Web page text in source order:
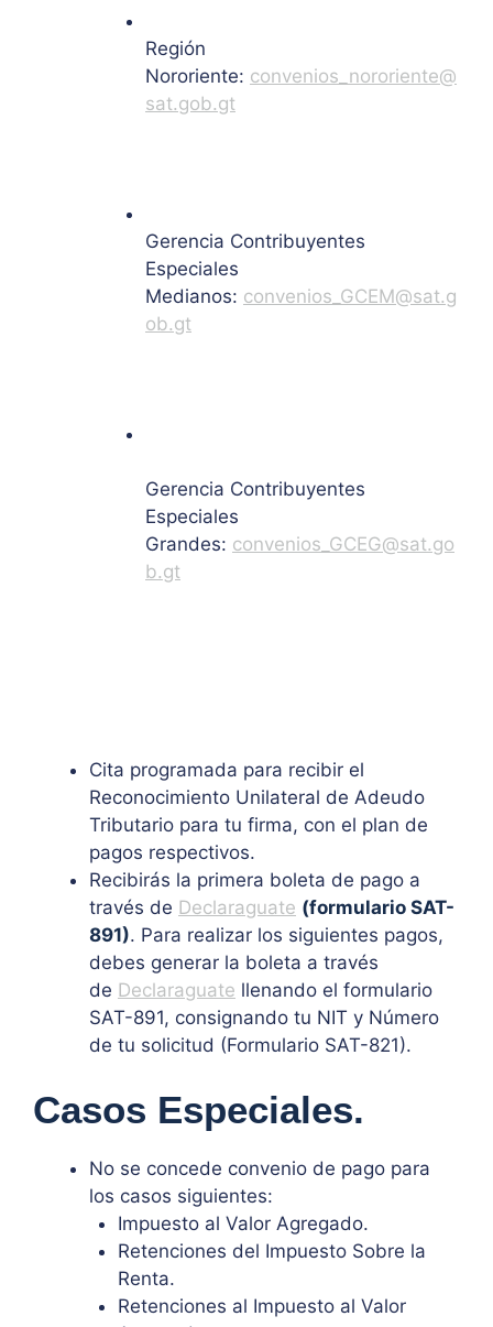
Región
Nororiente: convenios_nororiente@
sat.gob.gt
Gerencia Contribuyentes
Especiales
Medianos: convenios_GCEM@sat.g
ob.gt
Gerencia Contribuyentes
Especiales
Grandes: convenios_GCEG@sat.go
b.gt
Cita programada para recibir el
Reconocimiento Unilateral de Adeudo
Tributario para tu firma, con el plan de
pagos respectivos.
Recibirás la primera boleta de pago a
través de Declaraguate (formulario SAT-
891). Para realizar los siguientes pagos,
debes generar la boleta a través
de Declaraguate llenando el formulario
SAT-891, consignando tu NIT y Número
de tu solicitud (Formulario SAT-821).
Casos Especiales.
No se concede convenio de pago para
los casos siguientes:
Impuesto al Valor Agregado.
Retenciones del Impuesto Sobre la
Renta.
Retenciones al Impuesto al Valor